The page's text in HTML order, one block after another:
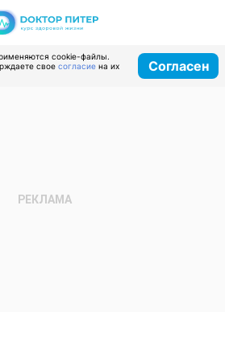
cookie-файлы.
свое согласие на их
Согласен